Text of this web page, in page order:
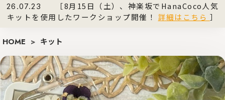
26.07.23
［8月15日（土）、神楽坂でHanaCoco人気
キットを使用したワークショップ開催！ 詳細はこちら ］
HOME > キット